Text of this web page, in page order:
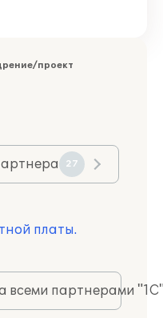
проект
27
платы.
всеми партнерами